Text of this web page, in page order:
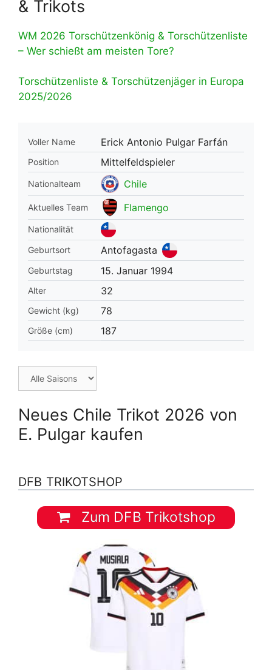
& Trikots
WM 2026 Torschützenkönig & Torschützenliste
– Wer schießt am meisten Tore?
Torschützenliste & Torschützenjäger in Europa
2025/2026
Voller Name Erick Antonio Pulgar Farfán
Position Mittelfeldspieler
Nationalteam Chile
Aktuelles Team Flamengo
Nationalität
Geburtsort
Antofagasta
Geburtstag 15. Januar 1994
Alter 32
Gewicht (kg) 78
Größe (cm) 187
Neues Chile Trikot 2026 von
E. Pulgar kaufen
DFB TRIKOTSHOP
Zum DFB Trikotshop